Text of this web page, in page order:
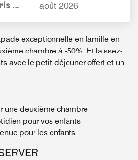
Nobel Tour Eiffel Hotel
août 2026
exceptionnelle en famille en
chambre à -50%. Et laissez-
avec le petit-déjeuner offert et un
une deuxième chambre
pour vos enfants
pour les enfants